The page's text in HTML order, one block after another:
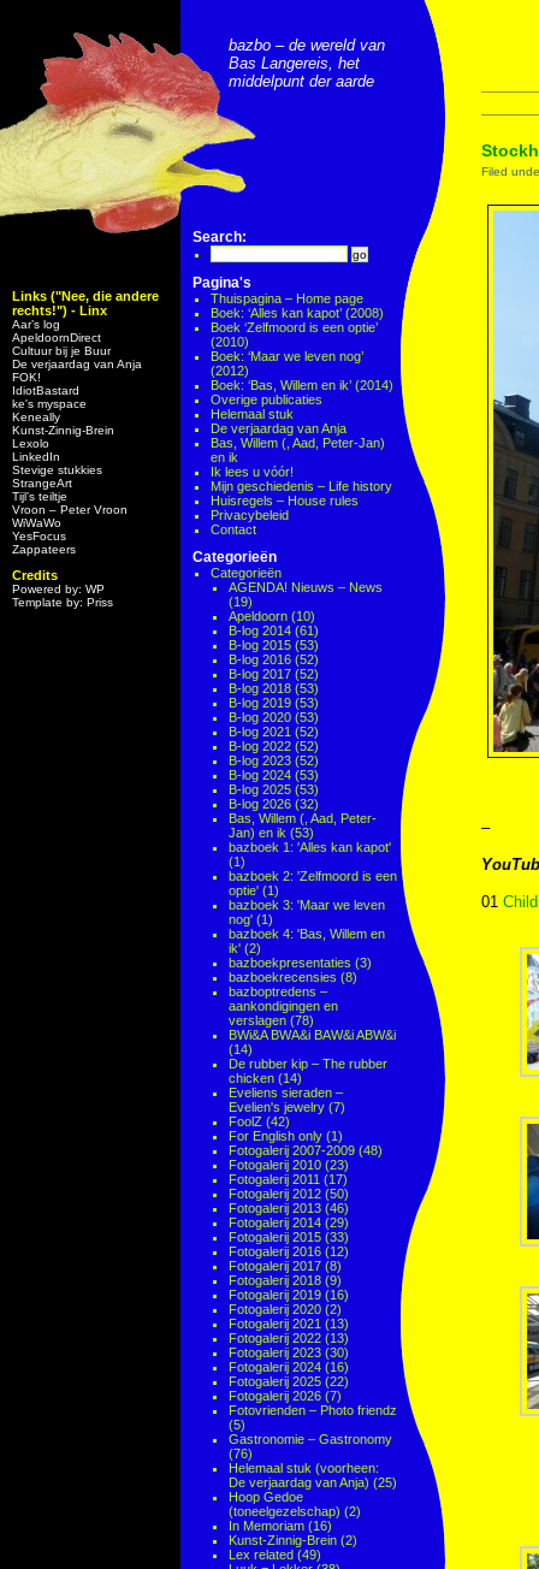
Links ("Nee, die andere
rechts!") - Linx
Aar’s log
ApeldoornDirect
Cultuur bij je Buur
De verjaardag van Anja
FOK!
IdiotBastard
ke's myspace
Keneally
Kunst-Zinnig-Brein
Lexolo
LinkedIn
Stevige stukkies
StrangeArt
Tijl’s teiltje
Vroon – Peter Vroon
WiWaWo
YesFocus
Zappateers
Credits
Powered by: WP
Template by: Priss
bazbo – de wereld van
Bas Langereis, het
middelpunt der aarde
Search:
Pagina's
Thuispagina – Home page
Boek: ‘Alles kan kapot’ (2008)
Boek ‘Zelfmoord is een optie’
(2010)
Boek: ‘Maar we leven nog’
(2012)
Boek: ‘Bas, Willem en ik’ (2014)
Overige publicaties
Helemaal stuk
De verjaardag van Anja
Bas, Willem (, Aad, Peter-Jan)
en ik
Ik lees u vóór!
Mijn geschiedenis – Life history
Huisregels – House rules
Privacybeleid
Contact
Categorieën
Categorieën
AGENDA! Nieuws – News
(19)
Apeldoorn (10)
B-log 2014 (61)
B-log 2015 (53)
B-log 2016 (52)
B-log 2017 (52)
B-log 2018 (53)
B-log 2019 (53)
B-log 2020 (53)
B-log 2021 (52)
B-log 2022 (52)
B-log 2023 (52)
B-log 2024 (53)
B-log 2025 (53)
B-log 2026 (32)
Bas, Willem (, Aad, Peter-
Jan) en ik (53)
bazboek 1: 'Alles kan kapot'
(1)
bazboek 2: 'Zelfmoord is een
optie' (1)
bazboek 3: 'Maar we leven
nog' (1)
bazboek 4: 'Bas, Willem en
ik' (2)
bazboekpresentaties (3)
bazboekrecensies (8)
bazboptredens –
aankondigingen en
verslagen (78)
BWi&A BWA&i BAW&i ABW&i
(14)
De rubber kip – The rubber
chicken (14)
Eveliens sieraden –
Evelien's jewelry (7)
FoolZ (42)
For English only (1)
Fotogalerij 2007-2009 (48)
Fotogalerij 2010 (23)
Fotogalerij 2011 (17)
Fotogalerij 2012 (50)
Fotogalerij 2013 (46)
Fotogalerij 2014 (29)
Fotogalerij 2015 (33)
Fotogalerij 2016 (12)
Fotogalerij 2017 (8)
Fotogalerij 2018 (9)
Fotogalerij 2019 (16)
Fotogalerij 2020 (2)
Fotogalerij 2021 (13)
Fotogalerij 2022 (13)
Fotogalerij 2023 (30)
Fotogalerij 2024 (16)
Fotogalerij 2025 (22)
Fotogalerij 2026 (7)
Fotovrienden – Photo friendz
(5)
Gastronomie – Gastronomy
(76)
Helemaal stuk (voorheen:
De verjaardag van Anja) (25)
Hoop Gedoe
(toneelgezelschap) (2)
In Memoriam (16)
Kunst-Zinnig-Brein (2)
Lex related (49)
Filed
–
01